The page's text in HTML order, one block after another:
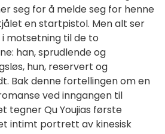
seg for å melde seg for henne
en startpistol. Men alt ser
motsetning til de to
han, sprudlende og
hun, reservert og
Bak denne fortellingen om en
ved inngangen til
tegner Qu Youjias første
intimt portrett av kinesisk